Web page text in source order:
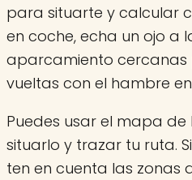
para situarte y calcular
en coche, echa un ojo a
aparcamiento
vueltas con el hambre
Puedes usar el mapa
situarlo y trazar tu ruta.
ten en cuenta las zonas